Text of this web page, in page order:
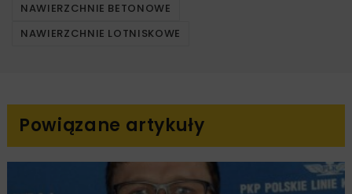
NAWIERZCHNIE BETONOWE
NAWIERZCHNIE LOTNISKOWE
Powiązane artykuły